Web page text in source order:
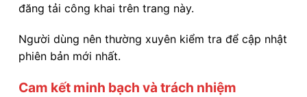
đăng tải công khai trên trang này.
Người dùng nên thường xuyên kiểm tra để cập nhật
phiên bản mới nhất.
Cam kết minh bạch và trách nhiệm